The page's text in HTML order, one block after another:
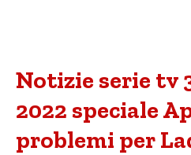
Notizie serie tv
2022 speciale
problemi per